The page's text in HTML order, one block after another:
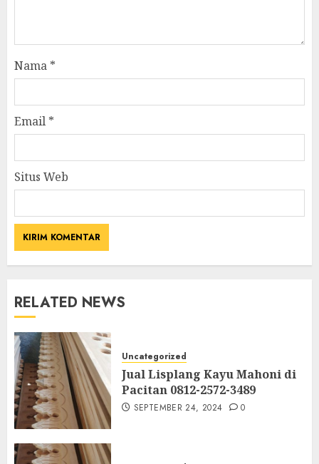
Nama *
Email *
Situs Web
RELATED NEWS
Uncategorized
Jual Lisplang Kayu Mahoni di
Pacitan 0812-2572-3489
SEPTEMBER 24, 2024 0